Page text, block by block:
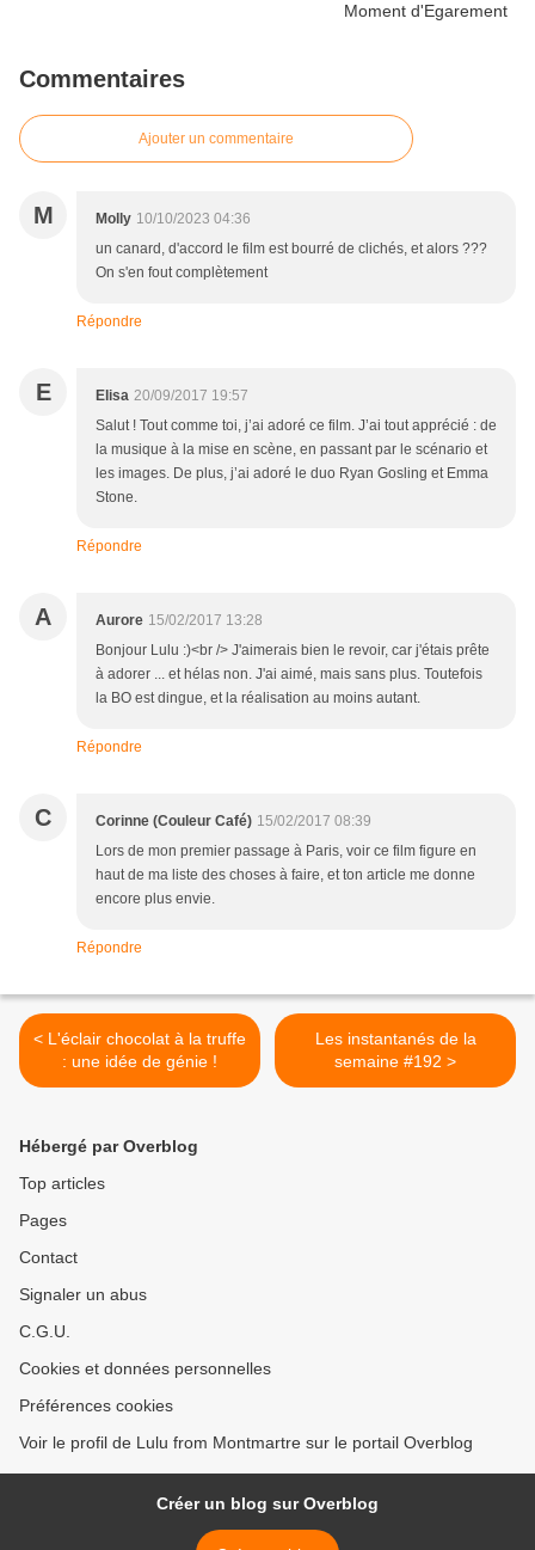
Commentaires
Ajouter un commentaire
M Molly 10/10/2023 04:36
un canard, d'accord le film est bourré de clichés, et alors ???
On s'en fout complètement
Répondre
E Elisa 20/09/2017 19:57
Salut ! Tout comme toi, j’ai adoré ce film. J’ai tout apprécié : de
la musique à la mise en scène, en passant par le scénario et
les images. De plus, j’ai adoré le duo Ryan Gosling et Emma
Stone.
Répondre
A Aurore 15/02/2017 13:28
Bonjour Lulu :)<br /> J'aimerais bien le revoir, car j'étais prête
à adorer ... et hélas non. J'ai aimé, mais sans plus. Toutefois
la BO est dingue, et la réalisation au moins autant.
Répondre
C Corinne (Couleur Café) 15/02/2017 08:39
Lors de mon premier passage à Paris, voir ce film figure en
haut de ma liste des choses à faire, et ton article me donne
encore plus envie.
Répondre
< L'éclair chocolat à la truffe
: une idée de génie !
Les instantanés de la
semaine #192 >
Hébergé par Overblog
Top articles
Pages
Contact
Signaler un abus
C.G.U.
Cookies et données personnelles
Préférences cookies
Voir le profil de Lulu from Montmartre sur le portail Overblog
Créer un blog sur Overblog